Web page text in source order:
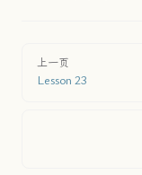
上一页
Lesson 23